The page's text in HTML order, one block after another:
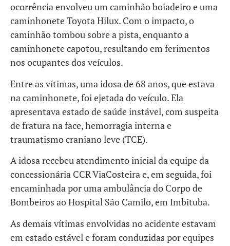
ocorrência envolveu um caminhão boiadeiro e uma
caminhonete Toyota Hilux. Com o impacto, o
caminhão tombou sobre a pista, enquanto a
caminhonete capotou, resultando em ferimentos
nos ocupantes dos veículos.
Entre as vítimas, uma idosa de 68 anos, que estava
na caminhonete, foi ejetada do veículo. Ela
apresentava estado de saúde instável, com suspeita
de fratura na face, hemorragia interna e
traumatismo craniano leve (TCE).
A idosa recebeu atendimento inicial da equipe da
concessionária CCR ViaCosteira e, em seguida, foi
encaminhada por uma ambulância do Corpo de
Bombeiros ao Hospital São Camilo, em Imbituba.
As demais vítimas envolvidas no acidente estavam
em estado estável e foram conduzidas por equipes